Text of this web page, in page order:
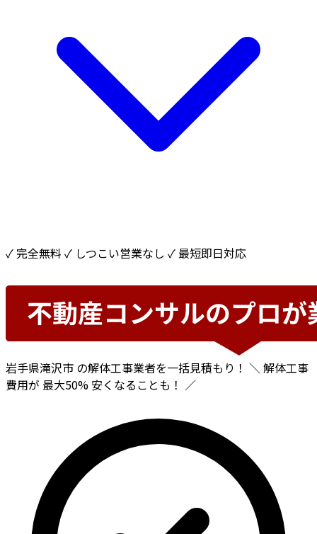
✓ 完全無料 ✓ しつこい営業なし ✓ 最短即日対応
岩手県滝沢市 の解体工事業者を一括見積もり！ ＼ 解体工事
費用が 最大50%安くなることも！ ／